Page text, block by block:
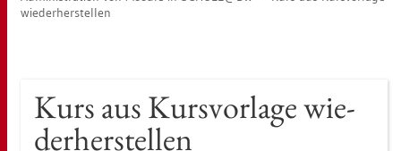
wie­der­her­stel­len
Kurs aus Kurs­vor­la­ge wie­
der­her­stel­len